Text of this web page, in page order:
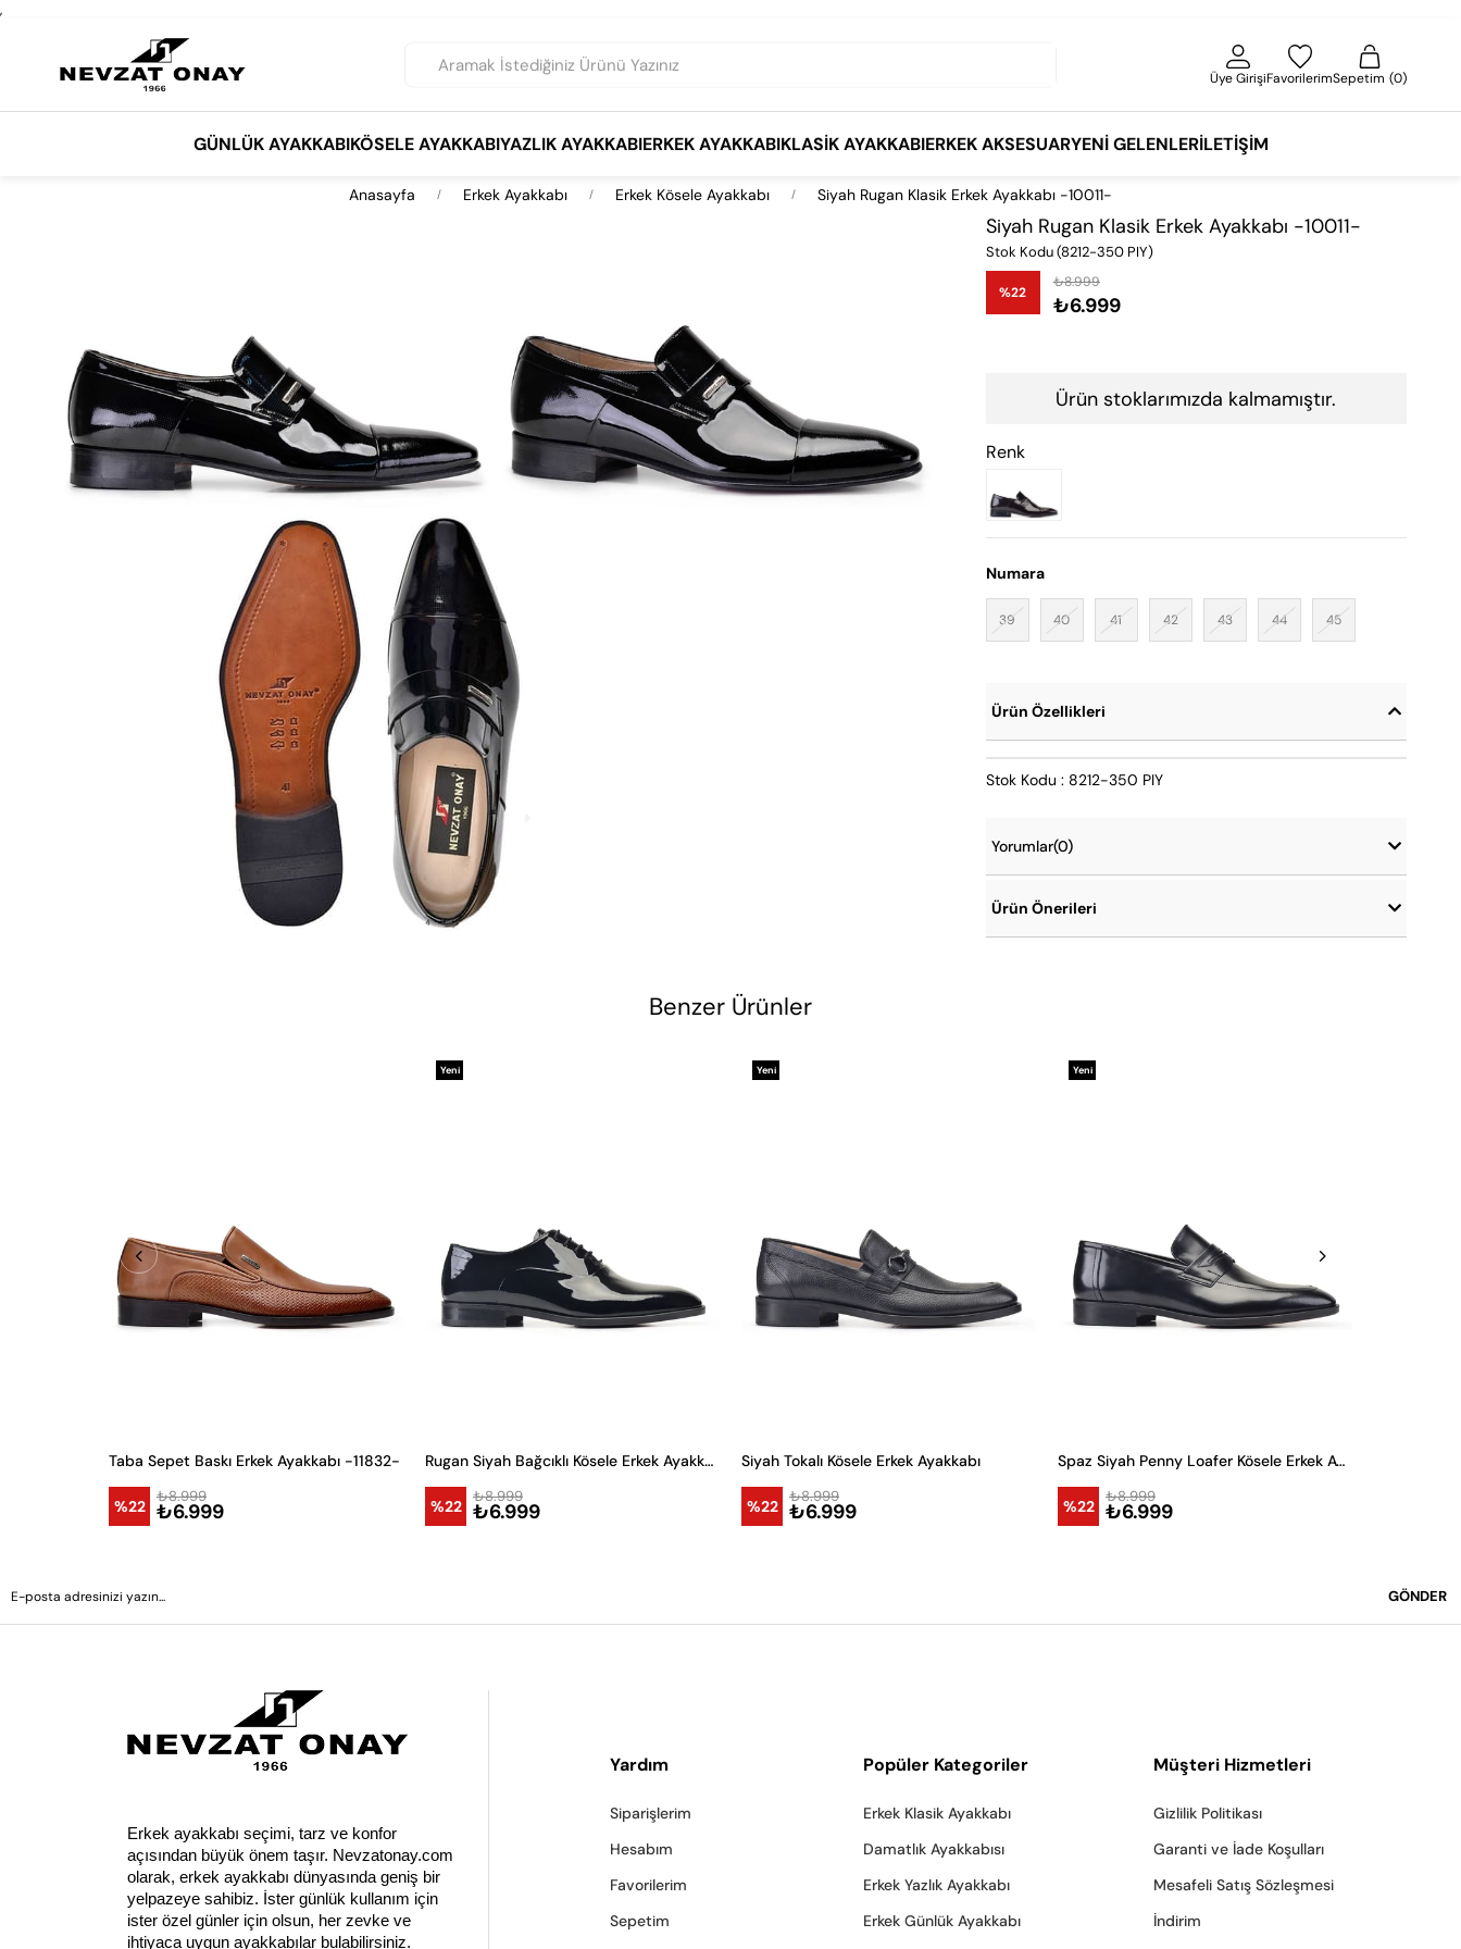
,
Üye GirişiFavorilerimSepetim 0
GÜNLÜK AYAKKABIKÖSELE AYAKKABIYAZLIK AYAKKABIERKEK AYAKKABIKLASIK AYAKKABIERKEK AKSESUARYENI GELENLERİLETIŞIM
Anasayfa Erkek Ayakkabı Erkek Kösele Ayakkabı Siyah Rugan Klasik Erkek Ayakkabı -10011-
Siyah Rugan Klasik Erkek Ayakkabı -10011-
Stok Kodu(8212-350 PIY)
%22
İndirim
₺8.999
₺6.999
Ürün stoklarımızda kalmamıştır.
Renk
Numara
39 40 41 42 43 44 45
Ürün Özellikleri
Stok Kodu : 8212-350 PIY
Yorumlar(0)
Ürün Önerileri
Benzer Ürünler
Taba Sepet Baskı Erkek Ayakkabı -11832-
%22 ₺6.999
₺8.999
Rugan Siyah Bağcıklı Kösele Erkek Ayakkabı
%22 ₺6.999
₺8.999
Yeni
Siyah Tokalı Kösele Erkek Ayakkabı
%22 ₺6.999
₺8.999
Yeni
Spaz Siyah Penny Loafer Kösele Erkek Ayakkabı
%22 ₺6.999
₺8.999
Yeni
GÖNDER
Erkek ayakkabı seçimi, tarz ve konfor
açısından büyük önem taşır. Nevzatonay.com
olarak, erkek ayakkabı dünyasında geniş bir
yelpazeye sahibiz. İster günlük kullanım için
ister özel günler için olsun, her zevke ve
ihtiyaca uygun ayakkabılar bulabilirsiniz.
Yardım
Siparişlerim
Hesabım
Favorilerim
Sepetim
Popüler Kategoriler
Erkek Klasik Ayakkabı
Damatlık Ayakkabısı
Erkek Yazlık Ayakkabı
Erkek Günlük Ayakkabı
Müşteri Hizmetleri
Gizlilik Politikası
Garanti ve İade Koşulları
Mesafeli Satış Sözleşmesi
İndirim